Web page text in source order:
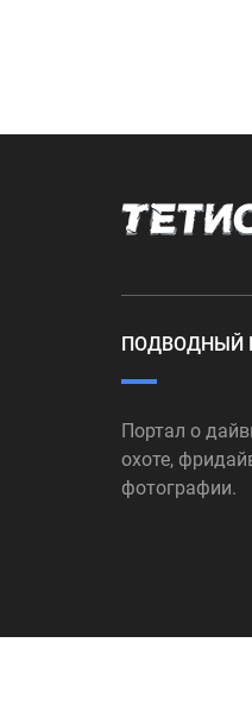
ПОДВОДНЫЙ
Портал о
охоте,
фотографии.